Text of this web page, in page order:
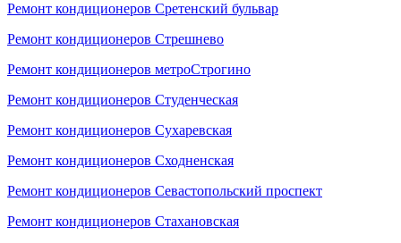
Ремонт кондиционеров Сретенский бульвар
Ремонт кондиционеров Стрешнево
Ремонт кондиционеров метроСтрогино
Ремонт кондиционеров Студенческая
Ремонт кондиционеров Сухаревская
Ремонт кондиционеров Сходненская
Ремонт кондиционеров Севастопольский проспект
Ремонт кондиционеров Стахановская